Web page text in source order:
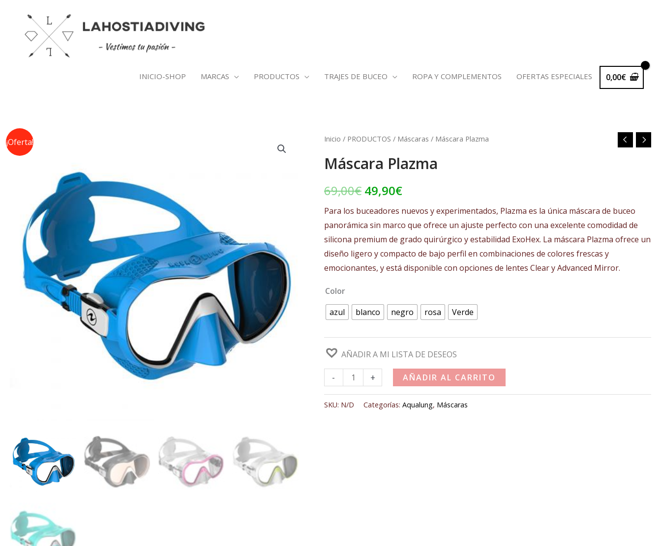
contenido
INICIO-SHOP MARCAS PRODUCTOS TRAJES DE BUCEO ROPA Y COMPLEMENTOS OFERTAS ESPECIALES 0,00€
¡Oferta! Inicio / PRODUCTOS / Máscaras / Máscara Plazma
Máscara Plazma
69,00€
El
precio
original
era:
69,00€.
49,90€
El
precio
actual
es:
49,90€.
Para los buceadores nuevos y experimentados, Plazma es la única máscara de buceo
panorámica sin marco que ofrece un ajuste perfecto con una excelente comodidad de
silicona premium de grado quirúrgico y estabilidad ExoHex. La máscara Plazma ofrece un
diseño ligero y compacto de bajo perfil en combinaciones de colores frescas y
emocionantes, y está disponible con opciones de lentes Clear y Advanced Mirror.
Color
azul
blanco negro rosa Verde
AÑADIR A MI LISTA DE DESEOS
-
Máscara
cantidad
+ AÑADIR AL CARRITO
SKU: N/D Categorías: Aqualung, Máscaras